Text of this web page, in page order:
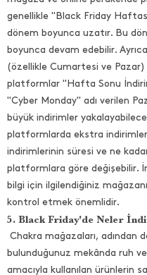
genellikle "Black Friday
dönem boyunca uzatır. Bu
boyunca devam edebilir.
(özellikle Cumartesi ve Pazar)
platformlar "Hafta Sonu
"Cyber Monday" adı verilen
büyük indirimler
platformlarda ekstra
indirimlerinin süresi ve ne
platformlara göre değişebilir.
bilgi için ilgilendiğiniz
kontrol etmek önemlidir.
5. Black Friday'de Neler
Chakra mağazaları, adından
bulunduğunuz mekânda ruh
amacıyla kullanılan ürünlerin